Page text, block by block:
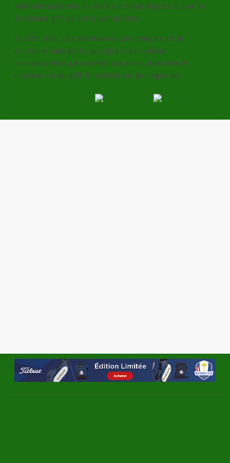
Malheureusement, lui aussi a échoué si près du but en
terminant 21° de cette compétition.
Et c’est donc Lee Westwood qui s’empare de la
couronne sans jouer, puisqu’il est en pleine
convalescence. Le roi n’est pas mort, mais vive le
nouveau roi du golf. Et souhaitons lui longue vie.